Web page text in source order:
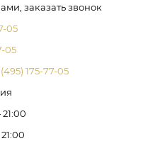
заказать звонок
05
05
175-77-05